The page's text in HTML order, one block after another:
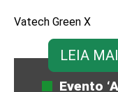
Vatech Green X
LEIA
Evento